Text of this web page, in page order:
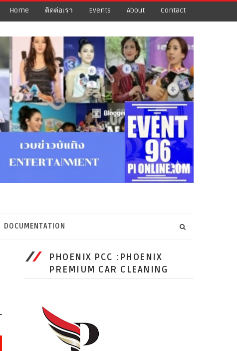
Home ติดต่อเรา Events About Contact
DOCUMENTATION
PHOENIX PCC :PHOENIX
PREMIUM CAR CLEANING